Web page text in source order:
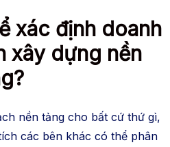
xác định doanh
xây dựng nền
nền tảng cho bất cứ thứ gì,
các bên khác có thể phân